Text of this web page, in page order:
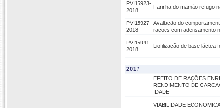
PVI15923-
2018
Farinha do mamão refugo
PVI15927-
2018
Avaliação do
raçoes com adensamento
PVI15941-
2018
Liofilização de base láctea
2017
EFEITO DE RAÇÕES
RENDIMENTO DE
IDADE
VIABILIDADE